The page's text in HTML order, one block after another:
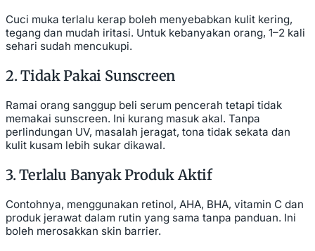
Cuci muka terlalu kerap boleh menyebabkan kulit kering,
tegang dan mudah iritasi. Untuk kebanyakan orang, 1–2 kali
sehari sudah mencukupi.
2. Tidak Pakai Sunscreen
Ramai orang sanggup beli serum pencerah tetapi tidak
memakai sunscreen. Ini kurang masuk akal. Tanpa
perlindungan UV, masalah jeragat, tona tidak sekata dan
kulit kusam lebih sukar dikawal.
3. Terlalu Banyak Produk Aktif
Contohnya, menggunakan retinol, AHA, BHA, vitamin C dan
produk jerawat dalam rutin yang sama tanpa panduan. Ini
boleh merosakkan skin barrier.